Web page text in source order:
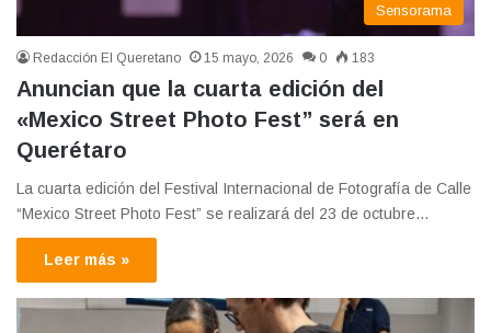
Sensorama
Redacción El Queretano 15 mayo, 2026 0 183
Anuncian que la cuarta edición del
«Mexico Street Photo Fest” será en
Querétaro
La cuarta edición del Festival Internacional de Fotografía de Calle
“Mexico Street Photo Fest” se realizará del 23 de octubre…
Leer más »